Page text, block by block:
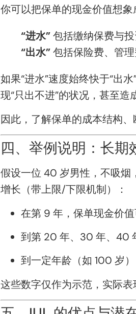
你可以把保单的现金价值想象
“进水”包括缴纳保费与
“出水”包括保险费、管
如果“进水”速度始终快于“出
现“只出不进”的状况，甚至造
因此，了解保单的成本结构、
四、举例说明：长期
假设一位 40 岁男性，不吸烟
增长（带上限/下限机制）：
在第 9 年，保单现金价
到第 20 年、30 年、40
到一定年龄（如 100 岁
这些数字仅作为示范，实际